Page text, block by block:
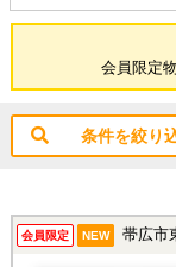
会員限定
条件を絞り
会員限定 NEW 帯広市